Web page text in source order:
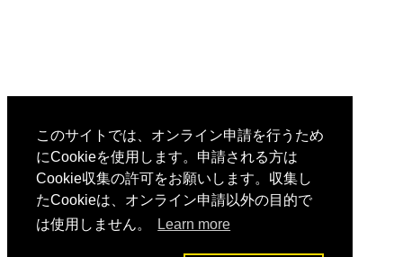
このサイトでは、オンライン申請を行うため
にCookieを使用します。申請される方は
Cookie収集の許可をお願いします。収集し
たCookieは、オンライン申請以外の目的で
は使用しません。
Learn more